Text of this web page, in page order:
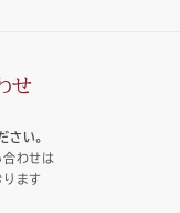
せ
さい。
わせは
ます